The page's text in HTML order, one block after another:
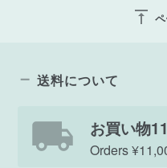
vertical_align_top
送料について
お買い物
Orders